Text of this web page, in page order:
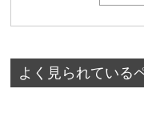
よく見られている